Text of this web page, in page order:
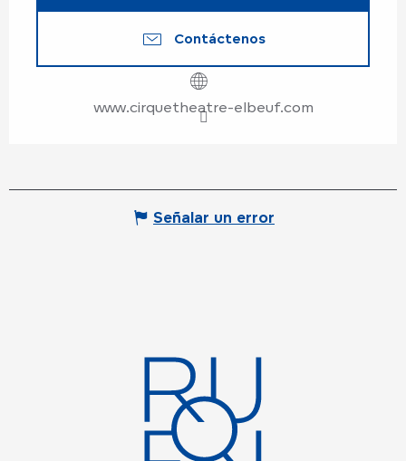
Contáctenos
www.cirquetheatre-elbeuf.com
Señalar un error